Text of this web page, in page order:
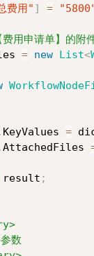
费用" ] =
用申请单】的附
= new List<
KeyValues =
AttachedFiles
result ;
数